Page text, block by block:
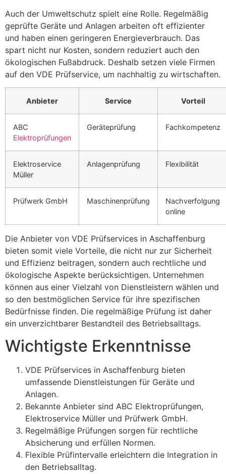
Auch der Umweltschutz spielt eine Rolle. Regelmäßig
geprüfte Geräte und Anlagen arbeiten oft effizienter
und haben einen geringeren Energieverbrauch. Das
spart nicht nur Kosten, sondern reduziert auch den
ökologischen Fußabdruck. Deshalb setzen viele Firmen
auf den VDE Prüfservice, um nachhaltig zu wirtschaften.
Anbieter Service Vorteil
ABC
Elektroprüfungen
Geräteprüfung Fachkompetenz
Elektroservice
Müller
Anlagenprüfung Flexibilität
Prüfwerk GmbH Maschinenprüfung
Nachverfolgung
online
Die Anbieter von VDE Prüfservices in Aschaffenburg
bieten somit viele Vorteile, die nicht nur zur Sicherheit
und Effizienz beitragen, sondern auch rechtliche und
ökologische Aspekte berücksichtigen. Unternehmen
können aus einer Vielzahl von Dienstleistern wählen und
so den bestmöglichen Service für ihre spezifischen
Bedürfnisse finden. Die regelmäßige Prüfung ist daher
ein unverzichtbarer Bestandteil des Betriebsalltags.
Wichtigste Erkenntnisse
VDE Prüfservices in Aschaffenburg bieten
umfassende Dienstleistungen für Geräte und
Anlagen.
Bekannte Anbieter sind ABC Elektroprüfungen,
Elektroservice Müller und Prüfwerk GmbH.
Regelmäßige Prüfungen sorgen für rechtliche
Absicherung und erfüllen Normen.
Flexible Prüfintervalle erleichtern die Integration in
den Betriebsalltag.